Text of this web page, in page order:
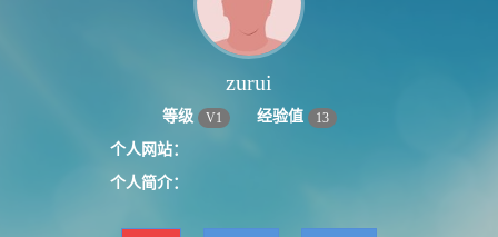
zurui
等级 V1 经验值 13
个人网站：
个人简介：